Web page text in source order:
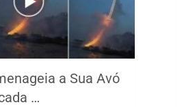
a Sua Avó
…